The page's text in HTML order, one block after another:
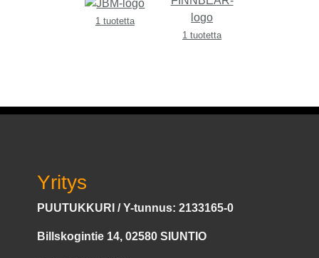
1 tuotetta
1 tuotetta
Yritys
PUUTUKKURI / Y-tunnus: 2133165-0
Billskogintie 14, 02580 SIUNTIO